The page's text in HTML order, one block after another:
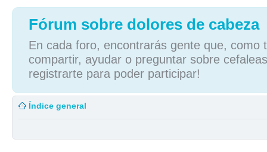
Fórum sobre dolores de cabeza
En cada foro, encontrarás gente que, como
compartir, ayudar o preguntar sobre
registrarte para poder participar!
Índice general